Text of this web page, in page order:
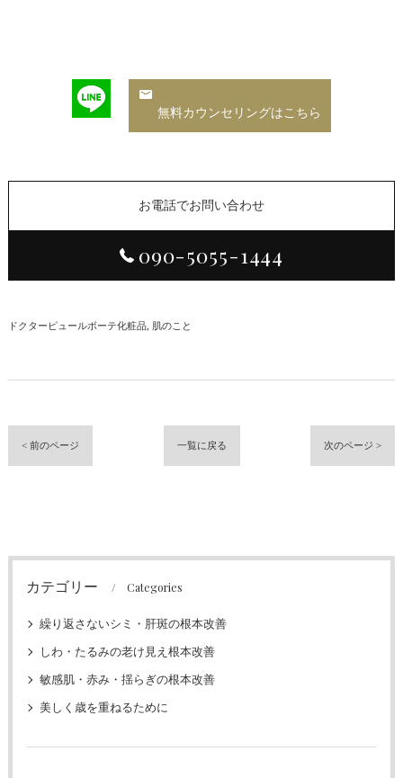
無料カウンセリングはこちら
お電話でお問い合わせ
090-5055-1444
ドクターピュールボーテ化粧品 肌のこと
< 前のページ 一覧に戻る 次のページ >
カテゴリー Categories
繰り返さないシミ・肝斑の根本改善
しわ・たるみの老け見え根本改善
敏感肌・赤み・揺らぎの根本改善
美しく歳を重ねるために